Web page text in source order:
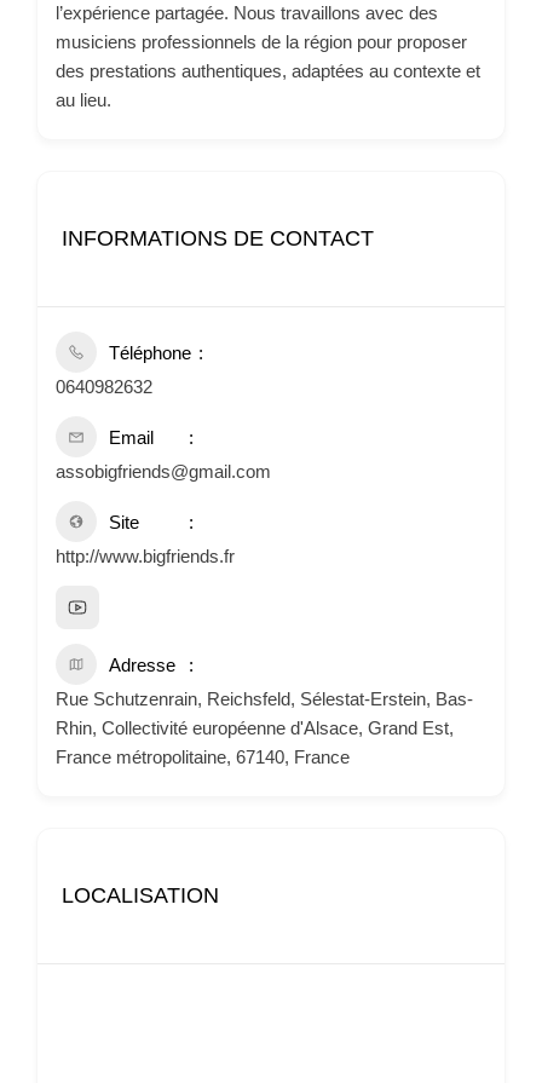
l’expérience partagée. Nous travaillons avec des
musiciens professionnels de la région pour proposer
des prestations authentiques, adaptées au contexte et
au lieu.
INFORMATIONS DE CONTACT
Téléphone
0640982632
Email
assobigfriends@gmail.com
Site
http://www.bigfriends.fr
Adresse
Rue Schutzenrain, Reichsfeld, Sélestat-Erstein, Bas-
Rhin, Collectivité européenne d'Alsace, Grand Est,
France métropolitaine, 67140, France
LOCALISATION